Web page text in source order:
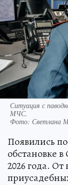
Ситуация с
МЧС.
Фото: Светлана
Появились
обстановке
2026 года. От